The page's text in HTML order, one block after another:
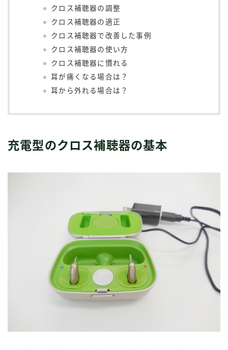
クロス補聴器の調整
クロス補聴器の適正
クロス補聴器で改善した事例
クロス補聴器の使い方
クロス補聴器に慣れる
耳が痛くなる場合は？
耳から外れる場合は？
充電型のクロス補聴器の基本